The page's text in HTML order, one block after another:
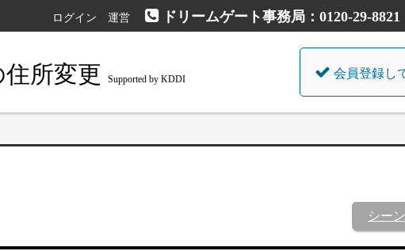
ログイン 運営 ドリームゲート事務局：0120-29-8821
所変更 Supported by KDDI 会員登録し
シー